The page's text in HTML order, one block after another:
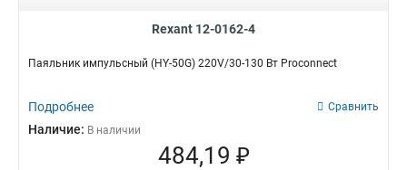
Rexant 12-0162-4
Паяльник импульсный (HY-50G) 220V/30-130 Вт Proconnect
Подробнее Сравнить
Наличие: В наличии
484,19 ₽